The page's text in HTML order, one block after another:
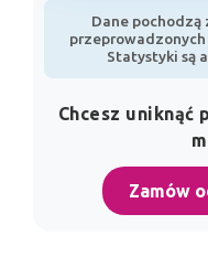
Dane
Statystyki są
Chcesz
Zamów